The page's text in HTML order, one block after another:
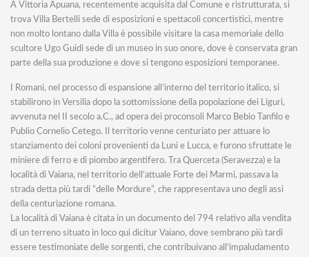
A Vittoria Apuana, recentemente acquisita dal Comune e ristrutturata, si
trova Villa Bertelli sede di esposizioni e spettacoli concertistici, mentre
non molto lontano dalla Villa è possibile visitare la casa memoriale dello
scultore Ugo Guidi sede di un museo in suo onore, dove è conservata gran
parte della sua produzione e dove si tengono esposizioni temporanee.
I Romani, nel processo di espansione all’interno del territorio italico, si
stabilirono in Versilia dopo la sottomissione della popolazione dei Liguri,
avvenuta nel II secolo a.C., ad opera dei proconsoli Marco Bebio Tanfilo e
Publio Cornelio Cetego. Il territorio venne centuriato per attuare lo
stanziamento dei coloni provenienti da Luni e Lucca, e furono sfruttate le
miniere di ferro e di piombo argentifero. Tra Querceta (Seravezza) e la
località di Vaiana, nel territorio dell’attuale Forte dei Marmi, passava la
strada detta più tardi “delle Mordure”, che rappresentava uno degli assi
della centuriazione romana.
La località di Vaiana è citata in un documento del 794 relativo alla vendita
di un terreno situato in loco qui dicitur Vaiano, dove sembrano più tardi
essere testimoniate delle sorgenti, che contribuivano all’impaludamento